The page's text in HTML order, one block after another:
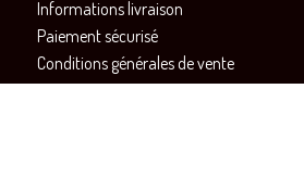
Informations livraison
Paiement sécurisé
Conditions générales de vente
Contactez-nous